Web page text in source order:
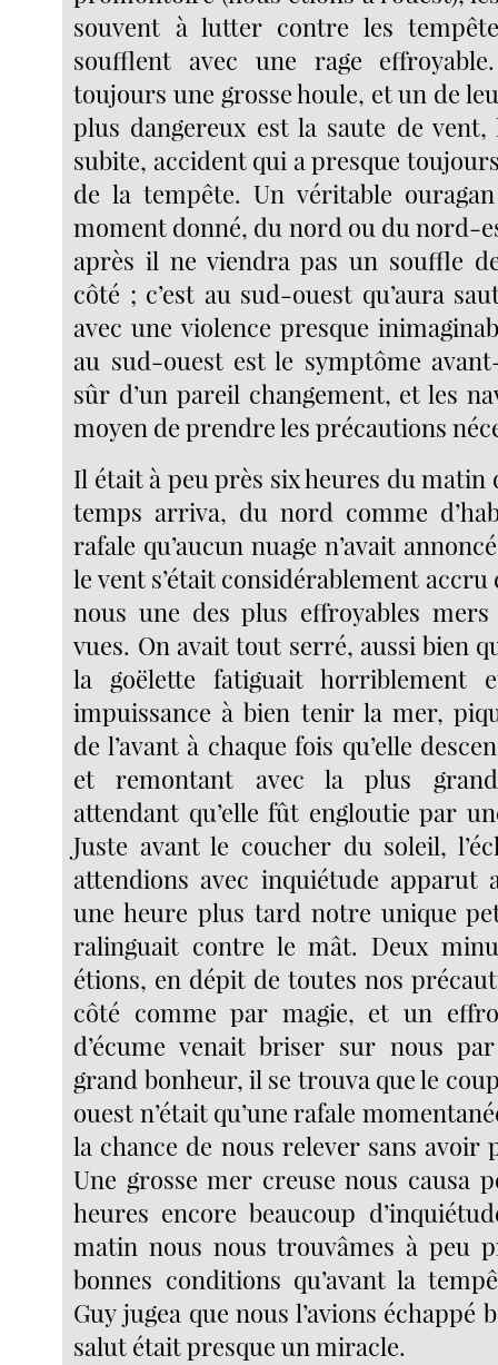
souvent à lutter contre les
soufflent avec une rage
toujours une grosse houle, et un de
plus dangereux est la saute de
subite, accident qui a presque
de la tempête. Un véritable
moment donné, du nord ou du nord-
après il ne viendra pas un souffle
côté ; c’est au sud-ouest qu’aura
avec une violence presque
au sud-ouest est le symptôme
sûr d’un pareil changement, et les
moyen de prendre les précautions
Il était à peu près six heures du matin
temps arriva, du nord comme
rafale qu’aucun nuage n’avait
le vent s’était considérablement
nous une des plus effroyables mers
vues. On avait tout serré, aussi bien
la goëlette fatiguait horriblement
impuissance à bien tenir la mer,
de l’avant à chaque fois qu’elle
et remontant avec la plus
attendant qu’elle fût engloutie par
Juste avant le coucher du soleil,
attendions avec inquiétude apparut
une heure plus tard notre unique
ralinguait contre le mât. Deux
étions, en dépit de toutes nos
côté comme par magie, et un
d’écume venait briser sur nous
grand bonheur, il se trouva que le
ouest n’était qu’une rafale
la chance de nous relever sans avoir
Une grosse mer creuse nous causa
heures encore beaucoup
matin nous nous trouvâmes à peu
bonnes conditions qu’avant la
Guy jugea que nous l’avions échappé
salut était presque un miracle.